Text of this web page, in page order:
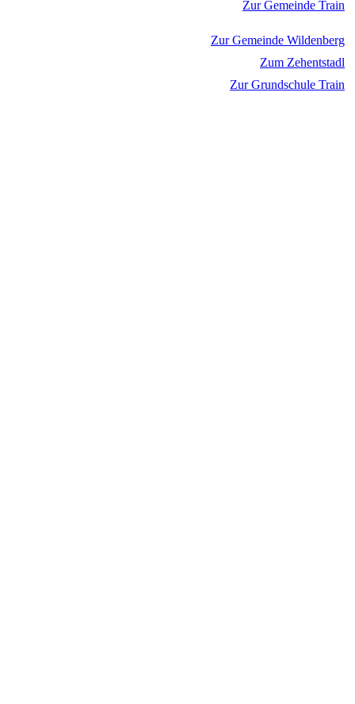
Zur Gemeinde Train
Zur Gemeinde Wildenberg
Zum Zehentstadl
Zur Grundschule Train